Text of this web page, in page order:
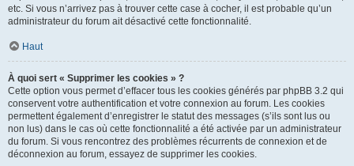
etc. Si vous n’arrivez pas à trouver cette case à cocher, il est probable qu’un
administrateur du forum ait désactivé cette fonctionnalité.
Haut
À quoi sert « Supprimer les cookies » ?
Cette option vous permet d’effacer tous les cookies générés par phpBB 3.2 qui
conservent votre authentification et votre connexion au forum. Les cookies
permettent également d’enregistrer le statut des messages (s’ils sont lus ou
non lus) dans le cas où cette fonctionnalité a été activée par un administrateur
du forum. Si vous rencontrez des problèmes récurrents de connexion et de
déconnexion au forum, essayez de supprimer les cookies.